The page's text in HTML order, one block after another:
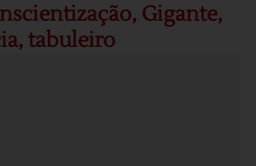
, Gigante,
, tabuleiro